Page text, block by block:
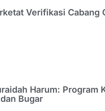
Verifikasi Cabang
Harum: Program
Bugar